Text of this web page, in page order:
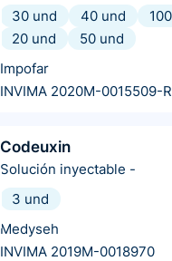
30 und
40 und
20 und
50 und
Impofar
INVIMA 2020M-0015509-
Codeuxin
Solución inyectable -
3 und
Medyseh
INVIMA 2019M-0018970